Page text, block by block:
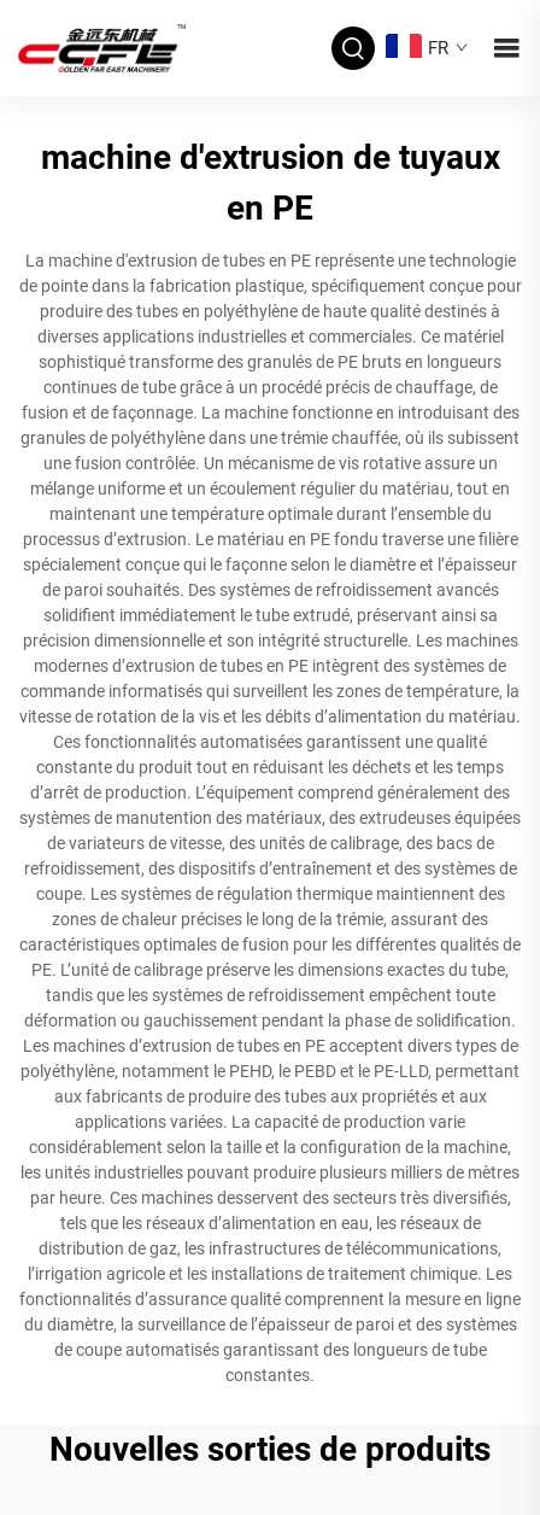
FR
machine d'extrusion de tuyaux
en PE
La machine d'extrusion de tubes en PE représente une technologie
de pointe dans la fabrication plastique, spécifiquement conçue pour
produire des tubes en polyéthylène de haute qualité destinés à
diverses applications industrielles et commerciales. Ce matériel
sophistiqué transforme des granulés de PE bruts en longueurs
continues de tube grâce à un procédé précis de chauffage, de
fusion et de façonnage. La machine fonctionne en introduisant des
granules de polyéthylène dans une trémie chauffée, où ils subissent
une fusion contrôlée. Un mécanisme de vis rotative assure un
mélange uniforme et un écoulement régulier du matériau, tout en
maintenant une température optimale durant l’ensemble du
processus d’extrusion. Le matériau en PE fondu traverse une filière
spécialement conçue qui le façonne selon le diamètre et l’épaisseur
de paroi souhaités. Des systèmes de refroidissement avancés
solidifient immédiatement le tube extrudé, préservant ainsi sa
précision dimensionnelle et son intégrité structurelle. Les machines
modernes d’extrusion de tubes en PE intègrent des systèmes de
commande informatisés qui surveillent les zones de température, la
vitesse de rotation de la vis et les débits d’alimentation du matériau.
Ces fonctionnalités automatisées garantissent une qualité
constante du produit tout en réduisant les déchets et les temps
d’arrêt de production. L’équipement comprend généralement des
systèmes de manutention des matériaux, des extrudeuses équipées
de variateurs de vitesse, des unités de calibrage, des bacs de
refroidissement, des dispositifs d’entraînement et des systèmes de
coupe. Les systèmes de régulation thermique maintiennent des
zones de chaleur précises le long de la trémie, assurant des
caractéristiques optimales de fusion pour les différentes qualités de
PE. L’unité de calibrage préserve les dimensions exactes du tube,
tandis que les systèmes de refroidissement empêchent toute
déformation ou gauchissement pendant la phase de solidification.
Les machines d’extrusion de tubes en PE acceptent divers types de
polyéthylène, notamment le PEHD, le PEBD et le PE-LLD, permettant
aux fabricants de produire des tubes aux propriétés et aux
applications variées. La capacité de production varie
considérablement selon la taille et la configuration de la machine,
les unités industrielles pouvant produire plusieurs milliers de mètres
par heure. Ces machines desservent des secteurs très diversifiés,
tels que les réseaux d’alimentation en eau, les réseaux de
distribution de gaz, les infrastructures de télécommunications,
l’irrigation agricole et les installations de traitement chimique. Les
fonctionnalités d’assurance qualité comprennent la mesure en ligne
du diamètre, la surveillance de l’épaisseur de paroi et des systèmes
de coupe automatisés garantissant des longueurs de tube
constantes.
Nouvelles sorties de produits